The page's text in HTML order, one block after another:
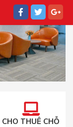
CHO THUÊ CHỖ